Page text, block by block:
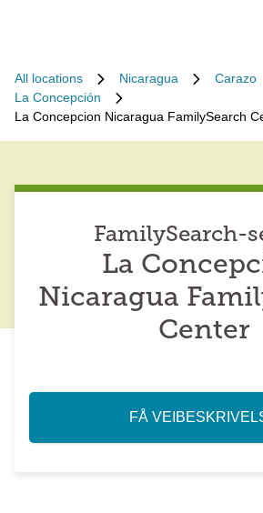
All locations Nicaragua
Carazo
La Concepción
La Concepcion Nicaragua FamilySearch
FamilySearch-
La
Nicaragua
Center
FÅ